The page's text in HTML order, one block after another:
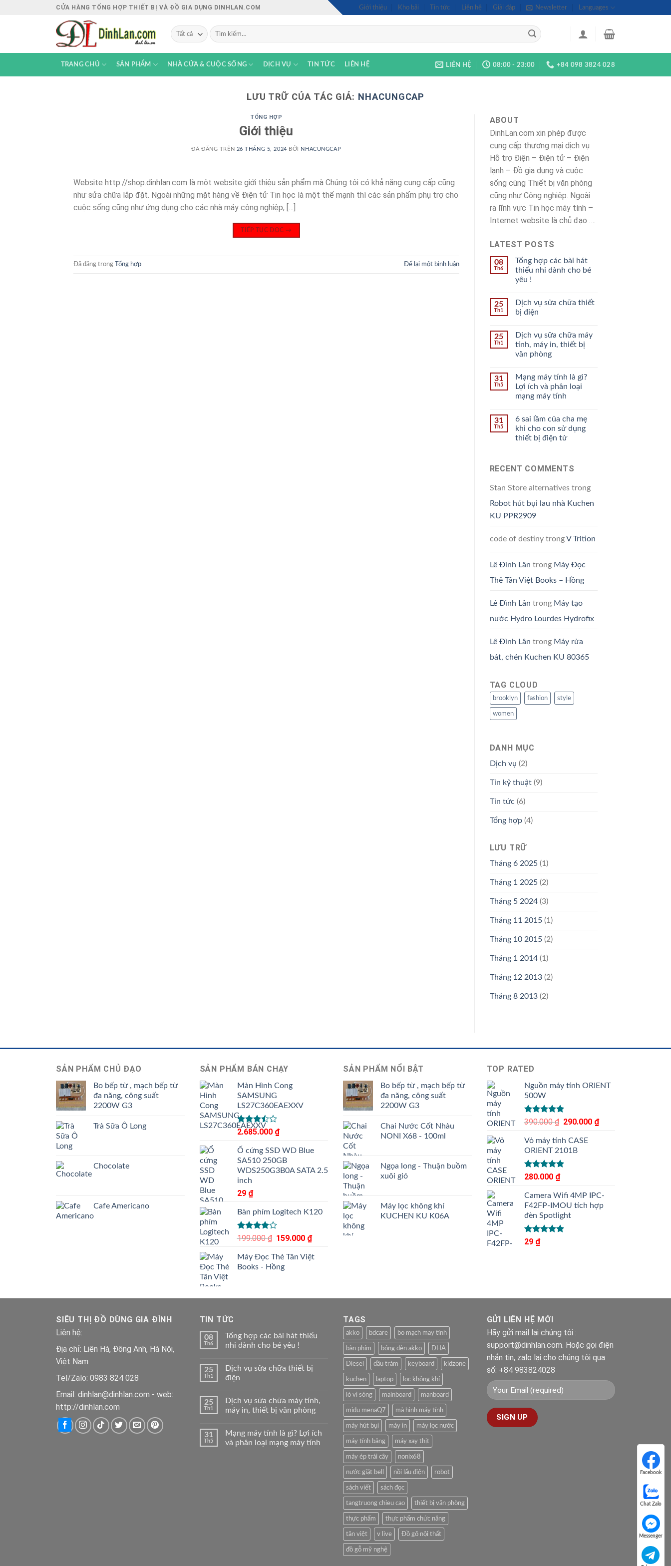
Facebook
Chat Zalo
Messenger
CỬA HÀNG TỔNG HỢP THIẾT BỊ VÀ ĐỒ GIA DỤNG DINHLAN.COM Giới thiệu Kho bãi Tin tức Liên hệ Giải đáp Newsletter Languages
Tìm
kiếm:
TRANG CHỦ SẢN PHẨM NHÀ CỬA & CUỘC SỐNG DỊCH VỤ TIN TỨC LIÊN HỆ LIÊN HỆ 08:00 - 23:00 +84 098 3824 028
LƯU TRỮ CỦA TÁC GIẢ: NHACUNGCAP
TỔNG HỢP
Giới thiệu
ĐÃ ĐĂNG TRÊN 26 THÁNG 5, 2024 BỞI NHACUNGCAP
Website http://shop.dinhlan.com là một website giới thiệu sản phẩm mà Chúng tôi có khả năng cung cấp cũng
như sửa chữa lắp đặt. Ngoài những mặt hàng về Điện tử Tin học là một thế mạnh thì các sản phẩm phụ trợ cho
cuộc sống cũng như ứng dụng cho các nhà máy công nghiệp, […]
TIẾP TỤC ĐỌC →
Đã đăng trong Tổng hợp Để lại một bình luận
ABOUT
DinhLan.com xin phép được
cung cấp thương mại dịch vụ
Hỗ trợ Điện – Điện tử – Điện
lạnh – Đồ gia dụng và cuộc
sống cùng Thiết bị văn phòng
cũng như Công nghiệp. Ngoài
ra lĩnh vực Tin học máy tính –
Internet website là chủ đạo ….
LATEST POSTS
08
Th6
Tổng hợp các bài hát
thiếu nhi dành cho bé
yêu !
25
Th1
Dịch vụ sửa chữa thiết
bị điện
25
Th1
Dịch vụ sữa chữa máy
tính, máy in, thiết bị
văn phòng
31
Th5
Mạng máy tính là gì?
Lợi ích và phân loại
mạng máy tính
31
Th5
6 sai lầm của cha mẹ
khi cho con sử dụng
thiết bị điện tử
RECENT COMMENTS
Stan Store alternativestrong
Robot hút bụi lau nhà Kuchen
KU PPR2909
code of destinytrongV Trition
Lê Đình Lân trong Máy Đọc
Thẻ Tân Việt Books – Hồng
Lê Đình Lân trong Máy tạo
nước Hydro Lourdes Hydrofix
Lê Đình Lân trong Máy rửa
bát, chén Kuchen KU 80365
TAG CLOUD
brooklyn fashion style
women
DANH MỤC
Dịch vụ (2)
Tin kỹ thuật(9)
Tin tức (6)
Tổng hợp(4)
LƯU TRỮ
Tháng 6 2025(1)
Tháng 1 2025(2)
Tháng 5 2024(3)
Tháng 11 2015(1)
Tháng 10 2015(2)
Tháng 1 2014(1)
Tháng 12 2013(2)
Tháng 8 2013(2)
SẢN PHẨM CHỦ ĐẠO
Bo bếp từ , mạch bếp từ
đa năng, công suất
2200W G3
Trà Sữa Ô Long
Chocolate
Cafe Americano
SẢN PHẨM BÁN CHẠY
Màn Hình Cong
SAMSUNG
LS27C360EAEXXV
Được
hạng
3.505
sao
2.685.000 ₫
Ổ cứng SSD WD Blue
SA510 250GB
WDS250G3B0A SATA 2.5
inch
29 ₫
Bàn phím Logitech K120
Được
4.00 5
sao
199.000₫ Giá
là:
199.000 ₫.
159.000 ₫Giá
tại
Máy Đọc Thẻ Tân Việt
Books - Hồng
SẢN PHẨM NỔI BẬT
Bo bếp từ , mạch bếp từ
đa năng, công suất
2200W G3
Chai Nước Cốt Nhàu
NONI X68 - 100ml
Ngọa long - Thuận buồm
xuôi gió
Máy lọc không khí
KUCHEN KU K06A
TOP RATED
Nguồn máy tính ORIENT
500W
Được xếp
5 sao
390.000₫ Giá
là:
390.000 ₫.
290.000 ₫Giá
Vỏ máy tính CASE
ORIENT 2101B
Được xếp
5 sao
280.000 ₫
Camera Wifi 4MP IPC-
F42FP-IMOU tích hợp
đèn Spotlight
Được xếp
hạng
29 ₫
SIÊU THỊ ĐỒ DÙNG GIA ĐÌNH
Liên hệ:
Địa chỉ: Liên Hà, Đông Anh, Hà Nội,
Việt Nam
Tel/Zalo: 0983 824 028
Email: dinhlan@dinhlan.com - web:
http://dinhlan.com
TIN TỨC
08
Th6
Tổng hợp các bài hát thiếu
nhi dành cho bé yêu !
25
Th1
Dịch vụ sửa chữa thiết bị
điện
25
Th1
Dịch vụ sữa chữa máy tính,
máy in, thiết bị văn phòng
31
Th5
Mạng máy tính là gì? Lợi ích
và phân loại mạng máy tính
TAGS
akko bdcare bo mạch may tính
bàn phím bóng đèn akko DHA
Diesel dầu tràm keyboard kidzone
kuchen laptop loc không khí
lò vi sóng mainboard manboard
midu menaQ7 mà hình máy tính
máy hút bụi máy in máy lọc nước
máy tính bảng máy xay thịt
máy ép trái cây nonix68
nước giặt bell nồi lẩu điện robot
sách viết sách đọc
tangtruong chieu cao thiết bị văn phòng
thực phẩm thực phẩm chức năng
tân việt v live Đồ gõ nội thất
đồ gỗ mỹ nghệ
GỬI LIÊN HỆ MỚI
Hãy gửi mail lại chúng tôi :
support@dinhlan.com. Hoặc gọi điện
nhắn tin, zalo lại cho chúng tôi qua
số: +84 983824028
Facebook
Chat Zalo
Messenger